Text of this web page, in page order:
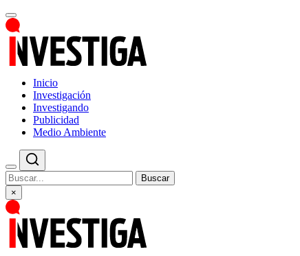
Inicio
Investigación
Investigando
Publicidad
Medio Ambiente
Buscar
×